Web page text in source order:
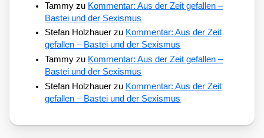
Tammy zu Kommentar: Aus der Zeit gefallen –
Bastei und der Sexismus
Stefan Holzhauer zu Kommentar: Aus der Zeit
gefallen – Bastei und der Sexismus
Tammy zu Kommentar: Aus der Zeit gefallen –
Bastei und der Sexismus
Stefan Holzhauer zu Kommentar: Aus der Zeit
gefallen – Bastei und der Sexismus